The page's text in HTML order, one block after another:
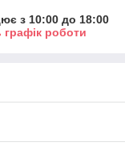
з 10:00 до 18:00
графік роботи